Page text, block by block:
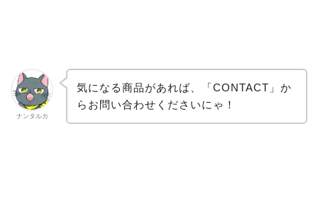
ナンタルカ
気になる商品があれば、「CONTACT」か
らお問い合わせくださいにゃ！